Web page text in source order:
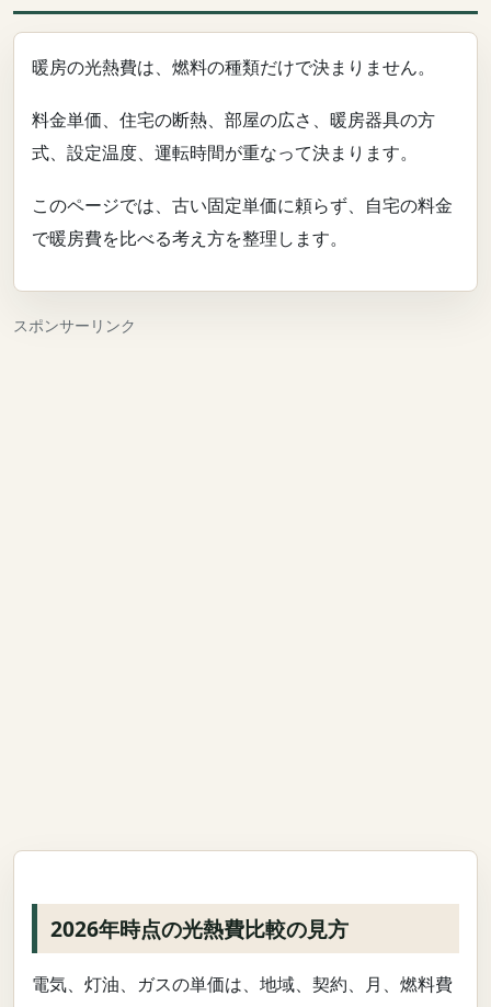
暖房の光熱費は、燃料の種類だけで決まりません。
料金単価、住宅の断熱、部屋の広さ、暖房器具の方
式、設定温度、運転時間が重なって決まります。
このページでは、古い固定単価に頼らず、自宅の料金
で暖房費を比べる考え方を整理します。
スポンサーリンク
2026年時点の光熱費比較の見方
電気、灯油、ガスの単価は、地域、契約、月、燃料費